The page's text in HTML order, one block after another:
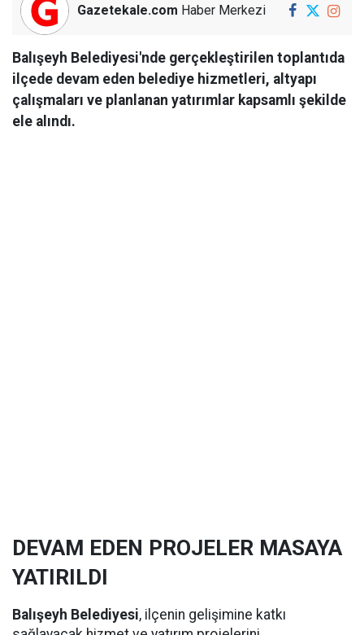
Gazetekale.com Haber Merkezi
Balışeyh Belediyesi'nde gerçekleştirilen toplantıda
ilçede devam eden belediye hizmetleri, altyapı
çalışmaları ve planlanan yatırımlar kapsamlı şekilde
ele alındı.
DEVAM EDEN PROJELER MASAYA
YATIRILDI
Balışeyh Belediyesi, ilçenin gelişimine katkı